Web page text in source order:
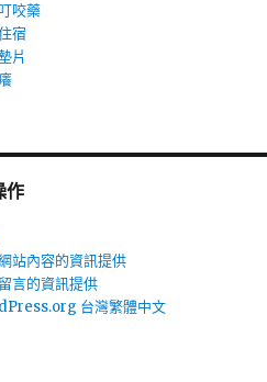
咬藥
宿
片
作
站內容的資訊提供
言的資訊提供
台灣繁體中文